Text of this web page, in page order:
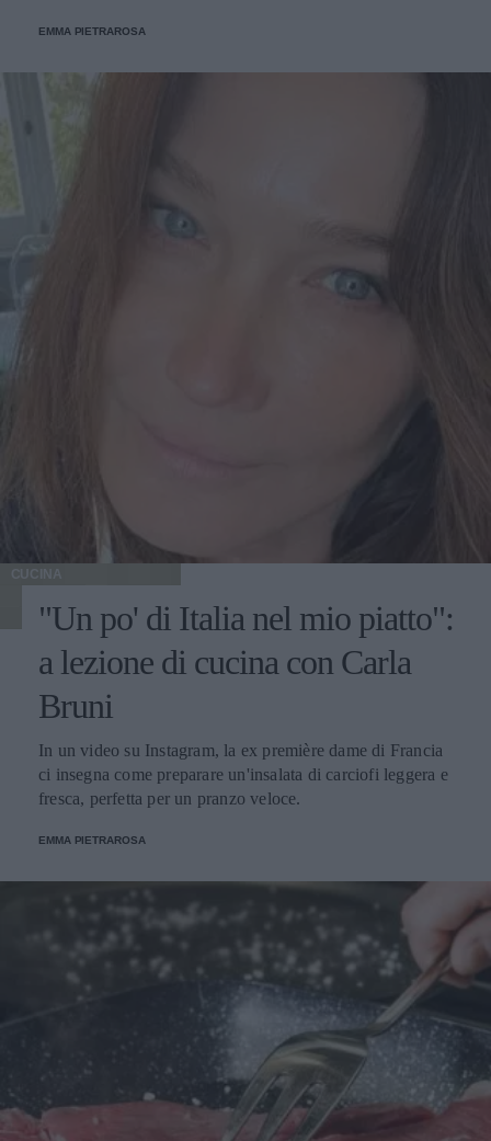
EMMA PIETRAROSA
CUCINA
"Un po' di Italia nel mio piatto":
a lezione di cucina con Carla
Bruni
In un video su Instagram, la ex première dame di Francia
ci insegna come preparare un'insalata di carciofi leggera e
fresca, perfetta per un pranzo veloce.
EMMA PIETRAROSA